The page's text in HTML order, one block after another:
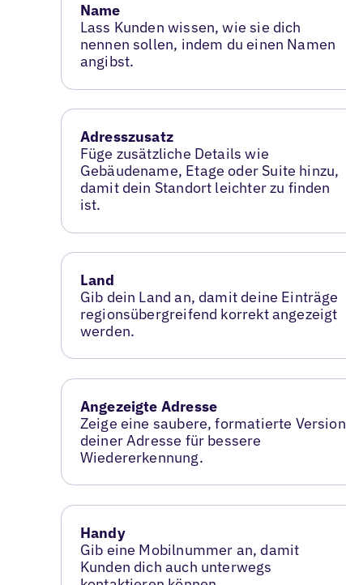
Name
Lass Kunden wissen, wie sie dich
nennen sollen, indem du einen Namen
angibst.
Adresszusatz
Füge zusätzliche Details wie
Gebäudename, Etage oder Suite hinzu,
damit dein Standort leichter zu finden
ist.
Land
Gib dein Land an, damit deine Einträge
regionsübergreifend korrekt angezeigt
werden.
Angezeigte Adresse
Zeige eine saubere, formatierte Version
deiner Adresse für bessere
Wiedererkennung.
Handy
Gib eine Mobilnummer an, damit
Kunden dich auch unterwegs